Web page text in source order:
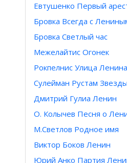
Евтушенко Первый
Бровка Всегда с
Бровка Светлый час
Межелайтис Огонек
Рокпелнис Улица Ленина
Сулейман Рустам Звезды
Дмитрий Гулиа Ленин
О. Колычев Песня о
М.Светлов Родное имя
Виктор Боков Ленин
Юрий Анко Партия